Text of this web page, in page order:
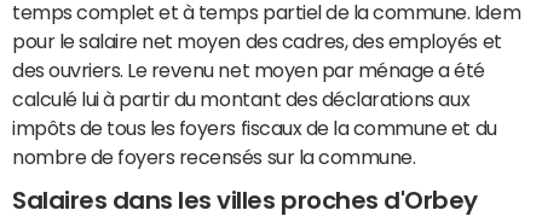
temps complet et à temps partiel de la commune. Idem
pour le salaire net moyen des cadres, des employés et
des ouvriers. Le revenu net moyen par ménage a été
calculé lui à partir du montant des déclarations aux
impôts de tous les foyers fiscaux de la commune et du
nombre de foyers recensés sur la commune.
Salaires dans les villes proches d'Orbey